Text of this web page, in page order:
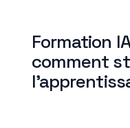
Formation
comment